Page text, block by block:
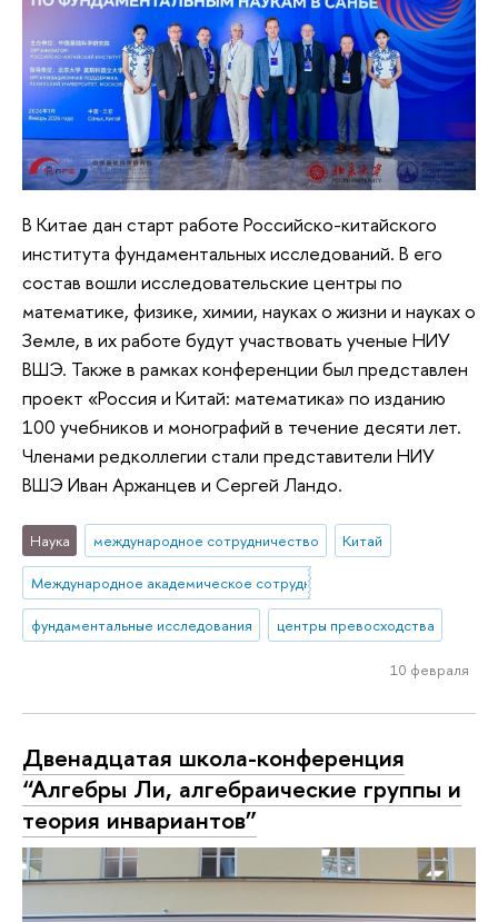
В Китае дан старт работе Российско-китайского
института фундаментальных исследований. В его
состав вошли исследовательские центры по
математике, физике, химии, науках о жизни и науках о
Земле, в их работе будут участвовать ученые НИУ
ВШЭ. Также в рамках конференции был представлен
проект «Россия и Китай: математика» по изданию
100 учебников и монографий в течение десяти лет.
Членами редколлегии стали представители НИУ
ВШЭ Иван Аржанцев и Сергей Ландо.
Наука международное сотрудничество Китай
Международное академическое сотрудничество
фундаментальные исследования центры превосходства
10 февраля
Двенадцатая школа-конференция
“Алгебры Ли, алгебраические группы и
теория инвариантов”